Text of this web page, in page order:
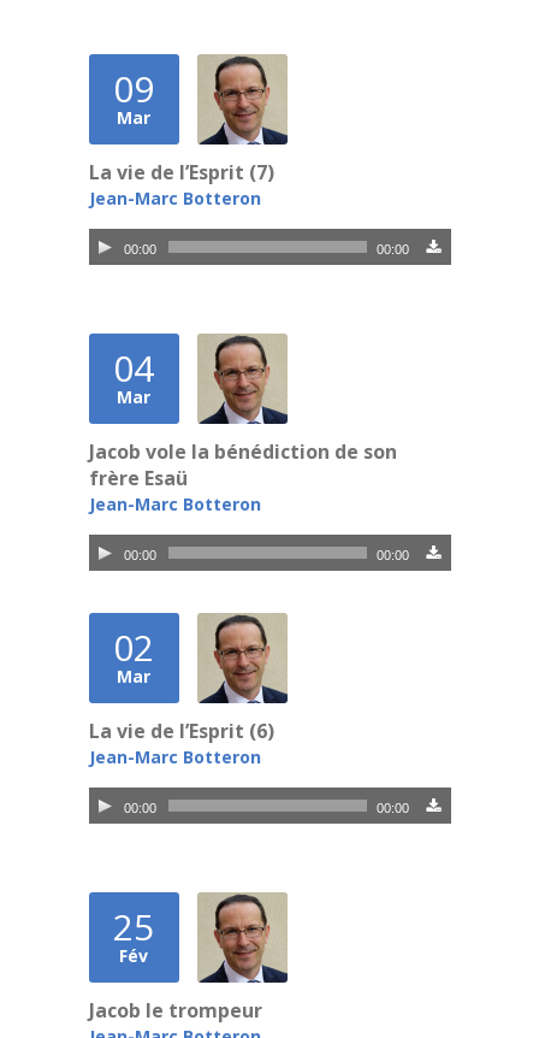
09
Mar
La vie de l’Esprit (7)
Jean-Marc Botteron
Lecteur
audio
00:00 00:00
04
Mar
Jacob vole la bénédiction de son
frère Esaü
Jean-Marc Botteron
Lecteur
audio
00:00 00:00
02
Mar
La vie de l’Esprit (6)
Jean-Marc Botteron
Lecteur
audio
00:00 00:00
25
Fév
Jacob le trompeur